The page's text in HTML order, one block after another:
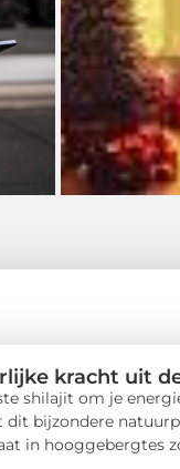
kracht uit
shilajit om je
bijzondere
in hooggebergtes